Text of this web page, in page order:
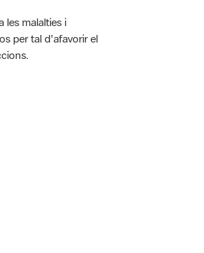
les malalties i
per tal d'afavorir el